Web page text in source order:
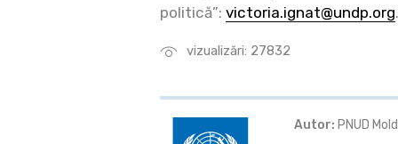
vizualizări: 27832
politică”: victoria.ignat@undp.org.
Autor: PNUD